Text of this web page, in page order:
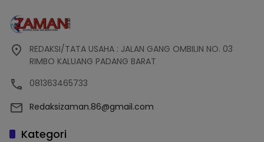
REDAKSI/TATA USAHA : JALAN GANG OMBILIN NO. 03
RIMBO KALUANG PADANG BARAT
081363465733
Redaksizaman.86@gmail.com
Kategori